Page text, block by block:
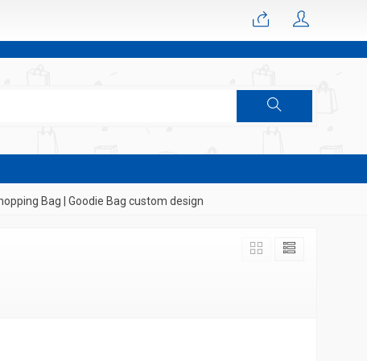
Bag | Goodie Bag custom design